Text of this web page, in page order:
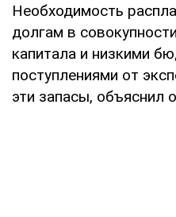
Необходимость
долгам в
капитала и низкими
поступлениями от
эти запасы, объяснил